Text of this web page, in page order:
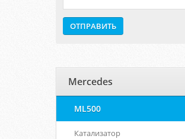
Mercedes
ML500
Катализатор